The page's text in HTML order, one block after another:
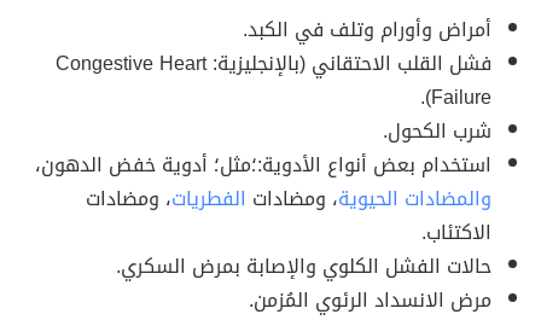
أمراض وأورام وتلف في الكبد.
فشل القلب الاحتقاني (بالإنجليزية: Congestive Heart
Failure).
شرب الكحول.
استخدام بعض أنواع الأدوية:؛مثل؛ أدوية خفض الدهون،
والمضادات الحيوية، ومضادات الفطريات، ومضادات
الاكتئاب.
حالات الفشل الكلوي والإصابة بمرض السكري.
مرض الانسداد الرئوي المُزمن.